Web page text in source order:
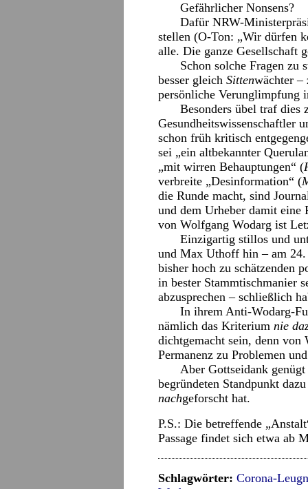
Gefährlicher Nonsens?
Dafür NRW-
stellen (O-Ton: „Wir dürfen
alle. Die ganze Gesellschaft
Schon solche Fragen zu
besser gleich Sittenwächter –
persönliche Verunglimpfung
Besonders übel traf
Gesundheitswissenschaftler
schon früh kritisch
sei „ein altbekannter
„mit wirren Behauptungen“ (
verbreite „Desinformation“ (
die Runde macht, sind
und dem Urheber damit eine
von Wolfgang Wodarg ist
Einzigartig stillos und
und Max Uthoff hin – am
bisher hoch zu schätzenden
in bester Stammtischmanier
abzusprechen – schließlich
In ihrem Anti-Wodarg-
nämlich das Kriterium nie
dichtgemacht sein, denn von
Permanenz zu Problemen
Aber Gottseidank
begründeten Standpunkt
nachgeforscht hat.
P.S.: Die betreffende
Passage findet sich etwa ab
Schlagwörter: Corona-